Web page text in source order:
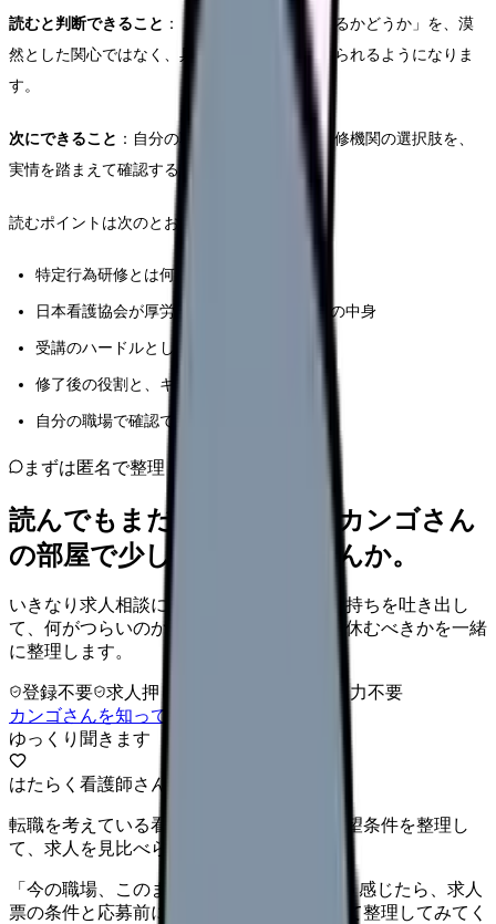
読むと判断できること ：「特定行為研修を受けるかどうか」を、漠
然とした関心ではなく、具体的な比較軸で考えられるようになりま
す。
次にできること ：自分の職場の支援体制と、研修機関の選択肢を、
実情を踏まえて確認する準備が整います。
読むポイントは次のとおりです。
特定行為研修とは何か
日本看護協会が厚労省に要望した受講促進の中身
受講のハードルとして現場で挙がる事柄
修了後の役割と、キャリアへの影響
自分の職場で確認できること
まずは匿名で整理
読んでもまだ苦しいなら、カンゴさん
の部屋で少し話してみませんか。
いきなり求人相談には進みません。今の気持ちを吐き出し
て、何がつらいのか、辞めるべきか、少し休むべきかを一緒
に整理します。
登録不要 求人押し売りなし
病院名は入力不要
カンゴさんを知ってから相談する
ゆっくり聞きます
はたらく看護師さん 求人
転職を考えている看護師さんへ。まずは希望条件を整理し
て、求人を見比べられます。
「今の職場、このままでいいのかな...」そう感じたら、求人
票の条件と応募前に確認したい不安を分けて整理してみてく